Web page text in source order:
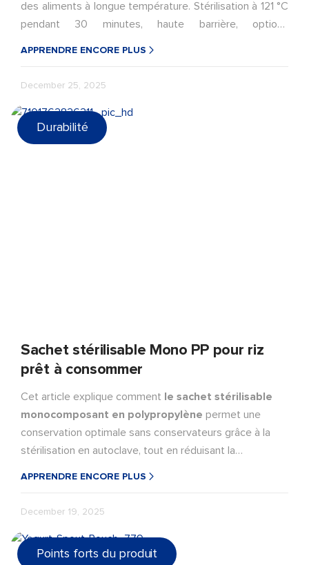
des aliments à longue température. Stérilisation à 121 °C
pendant 30 minutes, haute barrière, options
APPRENDRE ENCORE PLUS
December 25, 2025
Durabilité
Sachet stérilisable Mono PP pour riz
prêt à consommer
Cet article explique comment
le sachet stérilisable
monocomposant en polypropylène permet une
conservation optimale sans conservateurs grâce à la
stérilisation en autoclave, tout en réduisant la
et recyclabilité, offrant ainsi une solution d'emballage
d'avenir pour les produits alimentaires de base.
APPRENDRE ENCORE PLUS
December 19, 2025
Points forts du produit